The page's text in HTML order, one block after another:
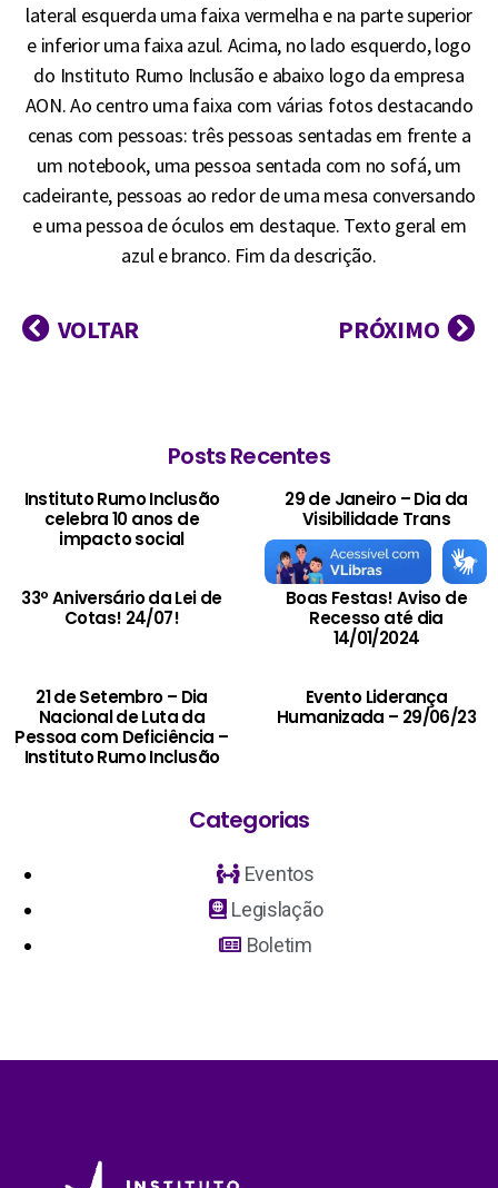
lateral esquerda uma faixa vermelha e na parte superior
e inferior uma faixa azul. Acima, no lado esquerdo, logo
do Instituto Rumo Inclusão e abaixo logo da empresa
AON. Ao centro uma faixa com várias fotos destacando
cenas com pessoas: três pessoas sentadas em frente a
um notebook, uma pessoa sentada com no sofá, um
cadeirante, pessoas ao redor de uma mesa conversando
e uma pessoa de óculos em destaque. Texto geral em
azul e branco. Fim da descrição.
VOLTAR PRÓXIMO
Posts Recentes
Instituto Rumo Inclusão
celebra 10 anos de
impacto social
29 de Janeiro – Dia da
Visibilidade Trans
33º Aniversário da Lei de
Cotas! 24/07!
Boas Festas! Aviso de
Recesso até dia
14/01/2024
21 de Setembro – Dia
Nacional de Luta da
Pessoa com Deficiência –
Instituto Rumo Inclusão
Evento Liderança
Humanizada – 29/06/23
Categorias
Eventos
Legislação
Boletim